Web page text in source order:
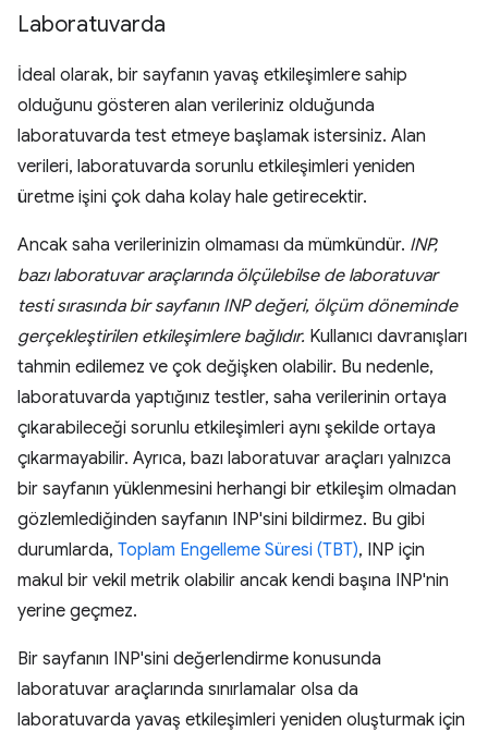
Laboratuvarda
İdeal olarak, bir sayfanın yavaş etkileşimlere sahip
olduğunu gösteren alan verileriniz olduğunda
laboratuvarda test etmeye başlamak istersiniz. Alan
verileri, laboratuvarda sorunlu etkileşimleri yeniden
üretme işini çok daha kolay hale getirecektir.
Ancak saha verilerinizin olmaması da mümkündür. INP,
bazı laboratuvar araçlarında ölçülebilse de laboratuvar
testi sırasında bir sayfanın INP değeri, ölçüm döneminde
gerçekleştirilen etkileşimlere bağlıdır. Kullanıcı davranışları
tahmin edilemez ve çok değişken olabilir. Bu nedenle,
laboratuvarda yaptığınız testler, saha verilerinin ortaya
çıkarabileceği sorunlu etkileşimleri aynı şekilde ortaya
çıkarmayabilir. Ayrıca, bazı laboratuvar araçları yalnızca
bir sayfanın yüklenmesini herhangi bir etkileşim olmadan
gözlemlediğinden sayfanın INP'sini bildirmez. Bu gibi
durumlarda, Toplam Engelleme Süresi (TBT), INP için
makul bir vekil metrik olabilir ancak kendi başına INP'nin
yerine geçmez.
Bir sayfanın INP'sini değerlendirme konusunda
laboratuvar araçlarında sınırlamalar olsa da
laboratuvarda yavaş etkileşimleri yeniden oluşturmak için